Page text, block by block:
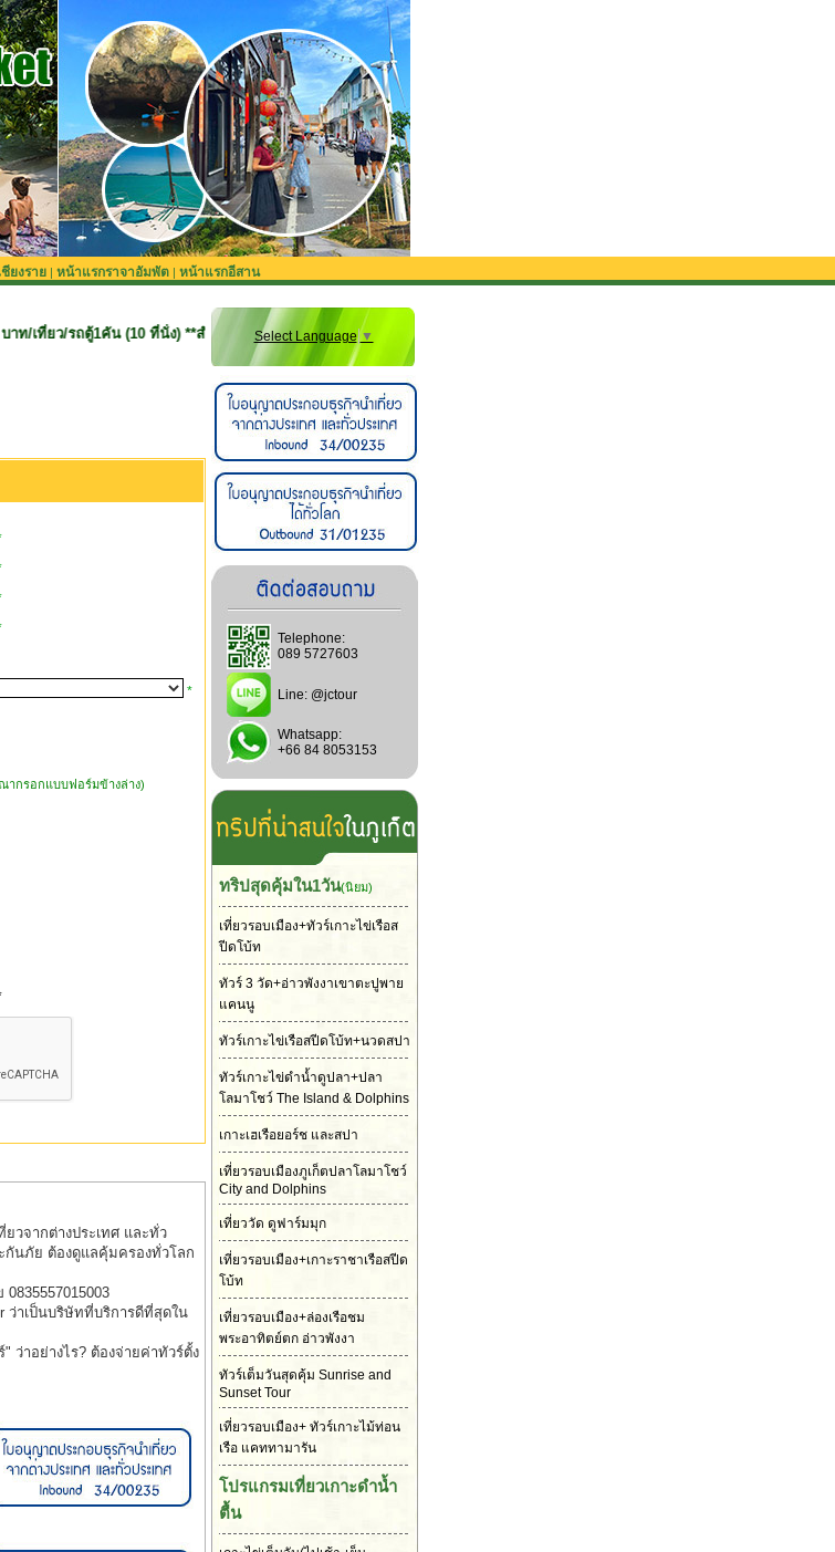
ยงราย | หน้าแรกราจาอัมพัต | หน้าแรกอีสาน
1คัน (10 ที่นั่ง) **สำหรับลูกค้าจองทริปที่ยังไม่รวมรถรับส่งจากสนามบิน**
*
ากรอกแบบฟอร์มข้างล่าง)
ยวจากต่างประเทศ และทั่ว
กันภัย ต้องดูแลคุ้มครองทั่วโลก
ว่าเป็นบริษัทที่บริการดีที่สุดใน
ว่าอย่างไร? ต้องจ่ายค่าทัวร์ตั้ง
Select Language ▼
Telephone:
089 5727603
Line: @jctour
Whatsapp:
+66 84 8053153
ทริปสุดคุ้มใน1วัน(นิยม)
เที่ยวรอบเมือง+ทัวร์เกาะไข่เรือส
ปีดโบ้ท
ทัวร์ 3 วัด+อ่าวพังงาเขาตะปูพาย
แคนนู
ทัวร์เกาะไข่เรือสปีดโบ้ท+นวดสปา
ทัวร์เกาะไข่ดำน้ำดูปลา+ปลา
โลมาโชว์ The Island & Dolphins
เกาะเฮเรือยอร์ช และสปา
เที่ยวรอบเมืองภูเก็ตปลาโลมาโชว์
City and Dolphins
เที่ยววัด ดูฟาร์มมุก
เที่ยวรอบเมือง+เกาะราชาเรือสปีด
โบ้ท
เที่ยวรอบเมือง+ล่องเรือชม
พระอาทิตย์ตก อ่าวพังงา
ทัวร์เต็มวันสุดคุ้ม Sunrise and
Sunset Tour
เที่ยวรอบเมือง+ ทัวร์เกาะไม้ท่อน
เรือ แคททามารัน
โปรแกรมเที่ยวเกาะดำน้ำ
ตื้น